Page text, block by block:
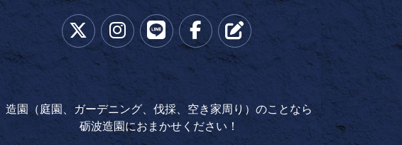
造園（庭園、ガーデニング、伐採、空き家周り）のことなら
砺波造園におまかせください！